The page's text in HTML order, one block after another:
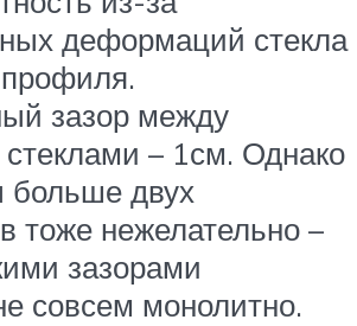
деформаций стекла
зазор между
– 1см. Однако
двух
тоже нежелательно –
зазорами
совсем монолитно.